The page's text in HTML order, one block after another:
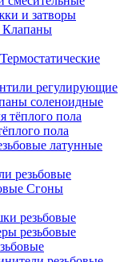
и затворы
Клапаны
Термостатические
регулирующие
соленоидные
пола
латунные
резьбовые
Сгоны
резьбовые
резьбовые